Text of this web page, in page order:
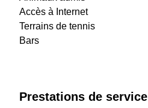
Accès à Internet
Terrains de tennis
Bars
Prestations de service